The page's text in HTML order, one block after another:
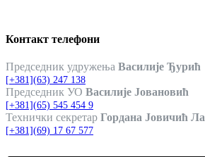
Контакт телефони
Председник удружења Василије Ђурић
[+381](63) 247 138
Председник УО Василије Јовановић
[+381](65) 545 454 9
Технички секретар Гордана Јовичић
[+381](69) 17 67 577